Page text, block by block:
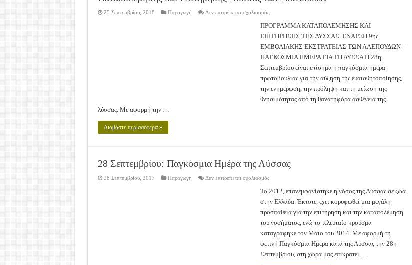
Η περίοδος συγκομιδής της Ελιάς ξεκίνησε…με Μεγάλες Προσφορές!!
Ημερίδα: Τρέφοντας Βιώσιμα το Μέλλον: Η Δύναμη των Εντόμων
25 Σεπτεμβρίου, 2018 Παραγωγή Δεν επιτρέπεται σχολιασμόςστο
της
9ης
Εμβολιακής
του
Προγράμματος
Καταπολέμησης
και
Επιτήρησης
Λύσσας
Αλεπούδων
ΠΡΟΓΡΑΜΜΑ ΚΑΤΑΠΟΛΕΜΗΣΗΣ ΚΑΙ
ΕΠΙΤΗΡΗΣΗΣ ΤΗΣ ΛΥΣΣΑΣ. ΕΝΑΡΞΗ 9ης
ΕΜΒΟΛΙΑΚΗΣ ΕΚΣΤΡΑΤΕΙΑΣ ΤΩΝ ΑΛΕΠΟΥΔΩΝ –
ΠΑΓΚΟΣΜΙΑ ΗΜΕΡΑ ΓΙΑ ΤΗ ΛΥΣΣΑ Η 28η
Σεπτεμβρίου είναι επίσημα η παγκόσμια ημέρα
πρωτοβουλίας για την αύξηση της ευαισθητοποίησης,
την ενημέρωση, την πρόληψη και τη μείωση της
θνησιμότητας από τη θανατηφόρα ασθένεια της
λύσσας. Με αφορμή την …
Διαβάστε περισσότερα »
28 Σεπτεμβρίου: Παγκόσμια Ημέρα της Λύσσας
28 Σεπτεμβρίου, 2017 Παραγωγή Δεν επιτρέπεται σχολιασμόςστο
Σεπτεμβρίου:
Παγκόσμια
Ημέρα
της
Λύσσας
To 2012, επανεμφανίστηκε η νόσος της Λύσσας σε ζώα
στην Ελλάδα. Έκτοτε, έχει κορυφωθεί μια μεγάλη
προσπάθεια για την επιτήρηση και την καταπολέμηση
του νοσήματος, ενώ το τελευταίο κρούσμα
καταγράφηκε τον Μάιο του 2014. Με αφορμή τη
φετινή Παγκόσμια Ημέρα κατά της Λύσσας την 28η
Σεπτεμβρίου, στη χώρα μας επικρατεί …